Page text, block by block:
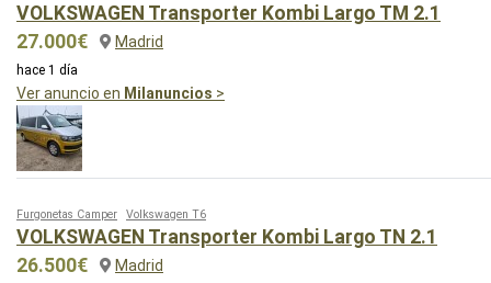
VOLKSWAGEN Transporter Kombi Largo TM 2.1
27.000€
Madrid
hace 1 día
Ver anuncio en Milanuncios >
Furgonetas Camper Volkswagen T6
VOLKSWAGEN Transporter Kombi Largo TN 2.1
26.500€
Madrid